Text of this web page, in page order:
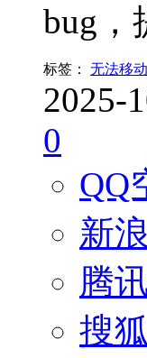
bug，
标签： 无法移动
2025-
0
QQ
新
腾
搜